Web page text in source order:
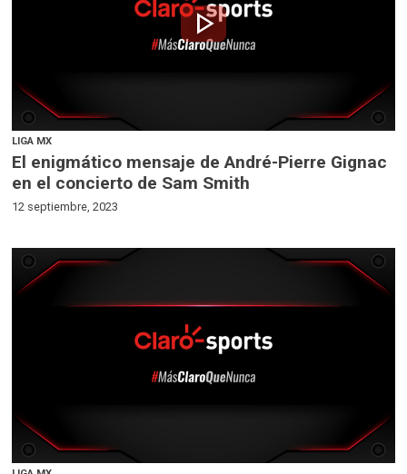
play_arrow
LIGA MX
El enigmático mensaje de André-Pierre Gignac
en el concierto de Sam Smith
12 septiembre, 2023